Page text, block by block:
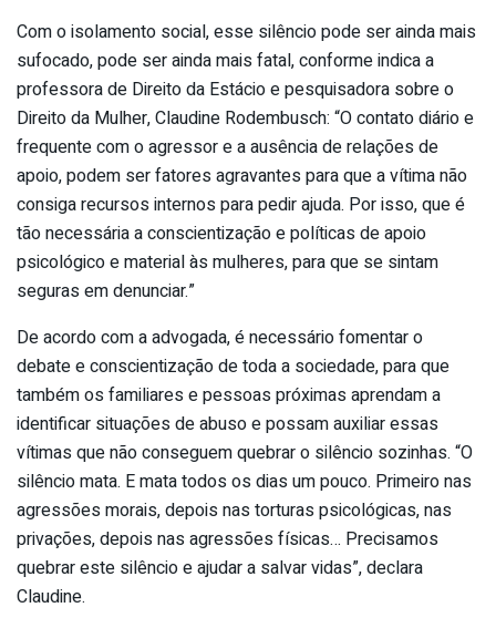
Com o isolamento social, esse silêncio pode ser ainda mais
sufocado, pode ser ainda mais fatal, conforme indica a
professora de Direito da Estácio e pesquisadora sobre o
Direito da Mulher, Claudine Rodembusch: “O contato diário e
frequente com o agressor e a ausência de relações de
apoio, podem ser fatores agravantes para que a vítima não
consiga recursos internos para pedir ajuda. Por isso, que é
tão necessária a conscientização e políticas de apoio
psicológico e material às mulheres, para que se sintam
seguras em denunciar.”
De acordo com a advogada, é necessário fomentar o
debate e conscientização de toda a sociedade, para que
também os familiares e pessoas próximas aprendam a
identificar situações de abuso e possam auxiliar essas
vítimas que não conseguem quebrar o silêncio sozinhas. “O
silêncio mata. E mata todos os dias um pouco. Primeiro nas
agressões morais, depois nas torturas psicológicas, nas
privações, depois nas agressões físicas… Precisamos
quebrar este silêncio e ajudar a salvar vidas”, declara
Claudine.